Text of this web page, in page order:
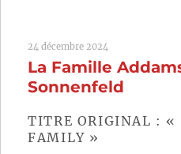
famille
Addams
de
24 décembre 2024
La Famille
Sonnenfeld
TITRE ORIGINAL : «
FAMILY »